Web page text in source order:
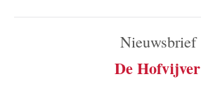
Nieuwsbrief
De Hofvijver